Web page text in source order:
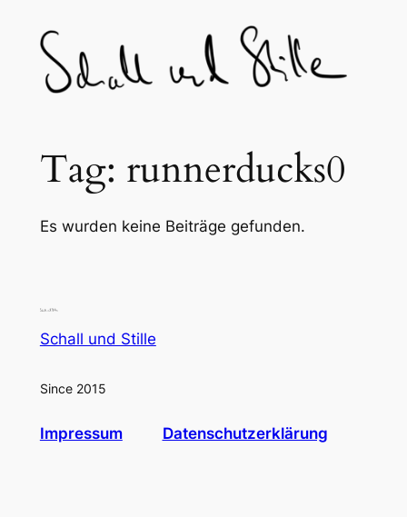
content
Tag: runnerducks0
Es wurden keine Beiträge gefunden.
Schall und Stille
Since 2015
Impressum Datenschutzerklärung